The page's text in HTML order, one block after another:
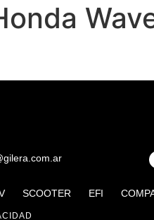
SCOOTER EFI